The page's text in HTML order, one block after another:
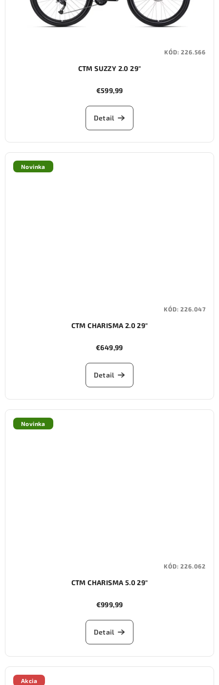
CTM SUZZY 2.0 29"
€599,99
Detail
KÓD:226.566
Novinka
CTM CHARISMA 2.0 29"
€649,99
Detail
KÓD:226.047
Novinka
CTM CHARISMA 5.0 29"
€999,99
Detail
KÓD:226.062
Akcia